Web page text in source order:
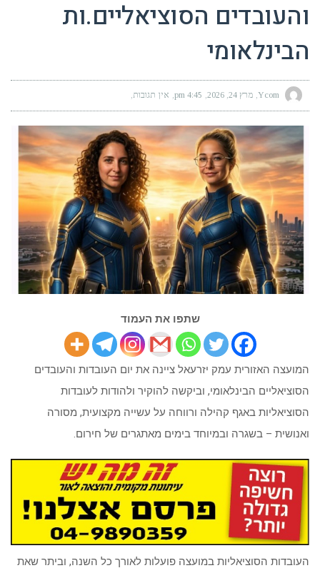
והעובדים הסוציאליים.ות
הבינלאומי
Ycom מרץ 24, 2026 4:45 pm אין תגובות
שתפו את העמוד
המועצה האזורית עמק יזרעאל ציינה את יום העובדות והעובדים
הסוציאליים הבינלאומי, וביקשה להוקיר ולהודות לעובדות
הסוציאליות באגף קהילה ורווחה על עשייה מקצועית, מסורה
ואנושית – בשגרה ובמיוחד בימים מאתגרים של חירום.
העובדות הסוציאליות במועצה פועלות לאורך כל השנה, וביתר שאת